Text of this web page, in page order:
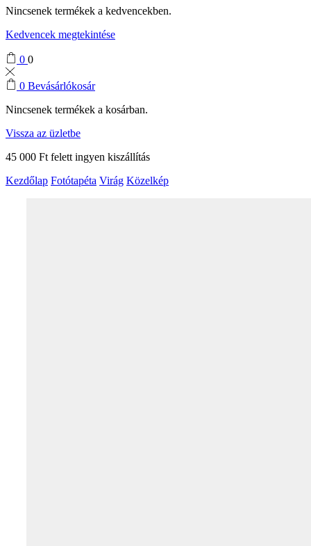
Nincsenek termékek a kedvencekben.
Kedvencek megtekintése
0 0
0 Bevásárlókosár
Nincsenek termékek a kosárban.
Vissza az üzletbe
45 000 Ft felett ingyen kiszállítás
Kezdőlap Fotótapéta Virág Közelkép